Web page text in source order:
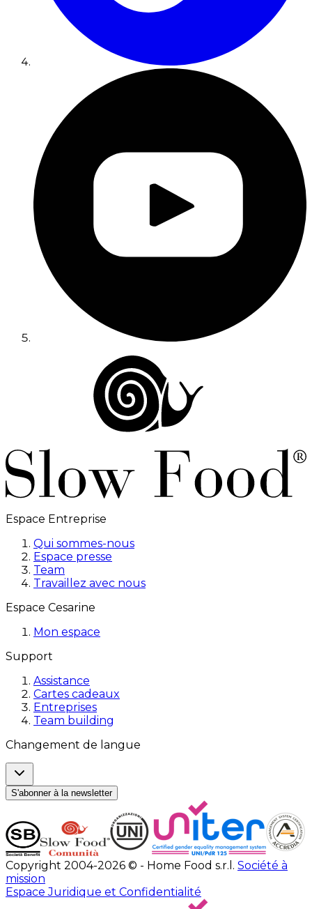
Espace Entreprise
Qui sommes-nous
Espace presse
Team
Travaillez avec nous
Espace Cesarine
Mon espace
Support
Assistance
Cartes cadeaux
Entreprises
Team building
Changement de langue
S'abonner à la newsletter
Copyright 2004-2026 © - Home Food s.r.l. Société à
mission
Espace Juridique et Confidentialité